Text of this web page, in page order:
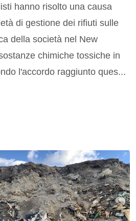
hanno risolto una causa
di gestione dei rifiuti sulle
della società nel New
chimiche tossiche in
l'accordo raggiunto ques...